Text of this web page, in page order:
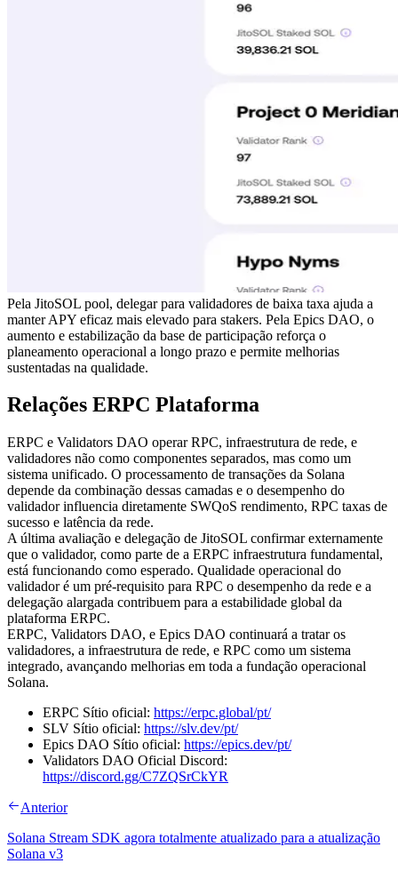
Pela JitoSOL pool, delegar para validadores de baixa taxa ajuda a
manter APY eficaz mais elevado para stakers. Pela Epics DAO, o
aumento e estabilização da base de participação reforça o
planeamento operacional a longo prazo e permite melhorias
sustentadas na qualidade.
Relações ERPC Plataforma
ERPC e Validators DAO operar RPC, infraestrutura de rede, e
validadores não como componentes separados, mas como um
sistema unificado. O processamento de transações da Solana
depende da combinação dessas camadas e o desempenho do
validador influencia diretamente SWQoS rendimento, RPC taxas de
sucesso e latência da rede.
A última avaliação e delegação de JitoSOL confirmar externamente
que o validador, como parte de a ERPC infraestrutura fundamental,
está funcionando como esperado. Qualidade operacional do
validador é um pré-requisito para RPC o desempenho da rede e a
delegação alargada contribuem para a estabilidade global da
plataforma ERPC.
ERPC, Validators DAO, e Epics DAO continuará a tratar os
validadores, a infraestrutura de rede, e RPC como um sistema
integrado, avançando melhorias em toda a fundação operacional
Solana.
ERPC Sítio oficial: https://erpc.global/pt/
SLV Sítio oficial: https://slv.dev/pt/
Epics DAO Sítio oficial: https://epics.dev/pt/
Validators DAO Oficial Discord:
https://discord.gg/C7ZQSrCkYR
Anterior
Solana Stream SDK agora totalmente atualizado para a atualização
Solana v3